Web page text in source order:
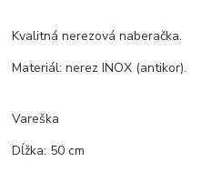
Kvalitná nerezová naberačka.
Materiál: nerez INOX (antikor).
Vareška
Dĺžka: 50 cm